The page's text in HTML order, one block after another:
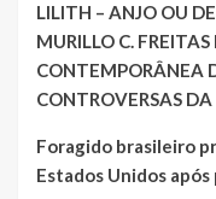
LILITH – ANJO OU
MURILLO C.
CONTEMPORÂNEA
CONTROVERSAS
Foragido brasileiro
Estados Unidos